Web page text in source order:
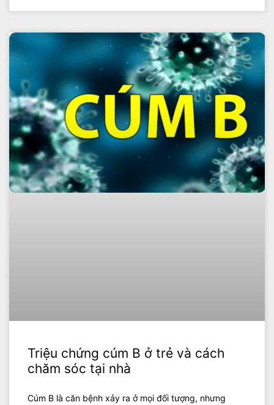
Triệu chứng cúm B ở trẻ và cách
chăm sóc tại nhà
Cúm B là căn bệnh xảy ra ở mọi đối tượng, nhưng